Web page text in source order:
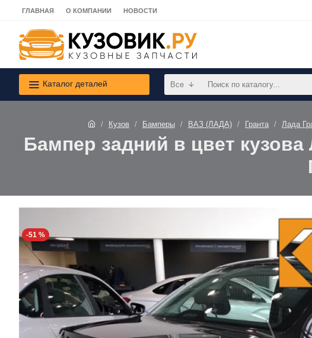
ГЛАВНАЯ О КОМПАНИИ НОВОСТИ
Каталог деталей Все
Кузов Бамперы ВАЗ (ЛАДА) Гранта Лада
Бампер задний в цвет
-51 %